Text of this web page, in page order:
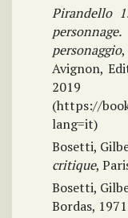
Pirandello
personnage.
personaggio,
Avignon,
2019
(https://
lang=it)
Bosetti,
critique,
Bosetti,
Bordas,